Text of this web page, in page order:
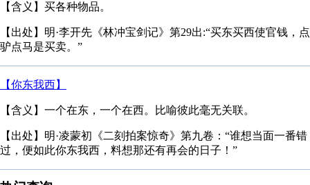
【含义】买各种物品。
【出处】明·李开先《林冲宝剑记》第29出:“买东买西使官钱，点
驴点马是买卖。”
【你东我西】
【含义】一个在东，一个在西。比喻彼此毫无关联。
【出处】明·凌蒙初《二刻拍案惊奇》第九卷：“谁想当面一番错
过，便如此你东我西，料想那还有再会的日子！”